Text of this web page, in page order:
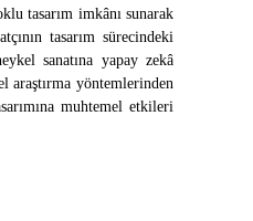
tasarım imkânı sunarak
tasarım sürecindeki
sanatına yapay zekâ
araştırma yöntemlerinden
muhtemel etkileri